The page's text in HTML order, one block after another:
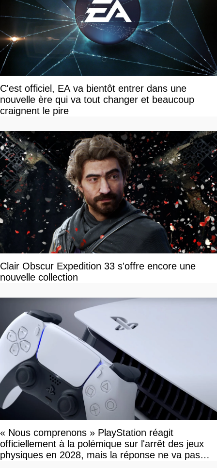
C'est officiel, EA va bientôt entrer dans une
nouvelle ère qui va tout changer et beaucoup
craignent le pire
Clair Obscur Expedition 33 s'offre encore une
nouvelle collection
« Nous comprenons » PlayStation réagit
officiellement à la polémique sur l'arrêt des jeux
physiques en 2028, mais la réponse ne va pas